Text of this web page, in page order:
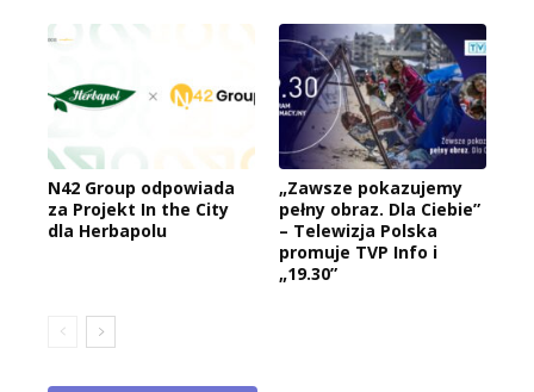
N42 Group odpowiada
za Projekt In the City
dla Herbapolu
„Zawsze pokazujemy
pełny obraz. Dla Ciebie”
– Telewizja Polska
promuje TVP Info i
„19.30”